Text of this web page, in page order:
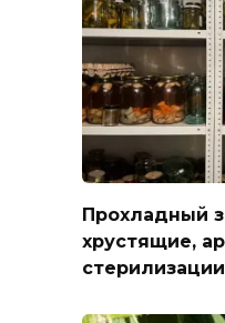
Прохладный
хрустящие,
стерилизации